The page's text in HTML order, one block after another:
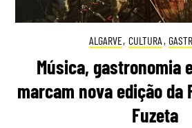
ALGARVE, CULTURA ,
Música, gastronomia
marcam nova edição da
Fuzeta